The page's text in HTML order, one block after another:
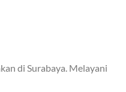
di Surabaya. Melayani